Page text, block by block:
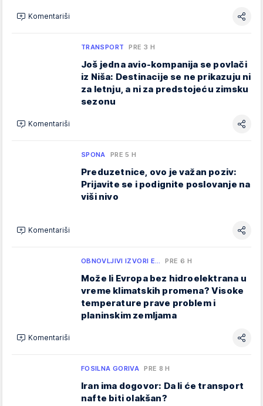
Komentariši
TRANSPORT PRE 3 H
Još jedna avio-kompanija se povlači
iz Niša: Destinacije se ne prikazuju ni
za letnju, a ni za predstojeću zimsku
sezonu
Komentariši
SPONA PRE 5 H
Preduzetnice, ovo je važan poziv:
Prijavite se i podignite poslovanje na
viši nivo
Komentariši
OBNOVLJIVI IZVORI E… PRE 6 H
Može li Evropa bez hidroelektrana u
vreme klimatskih promena? Visoke
temperature prave problem i
planinskim zemljama
Komentariši
FOSILNA GORIVA PRE 8 H
Iran ima dogovor: Da li će transport
nafte biti olakšan?